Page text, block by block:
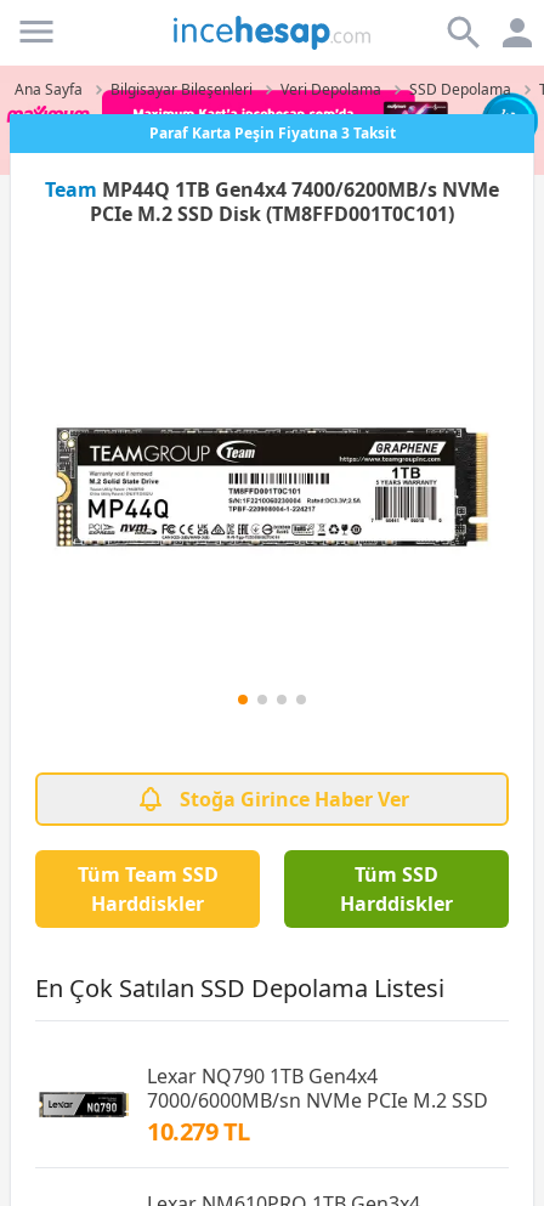
Incehesap
Ana Sayfa Bilgisayar Bileşenleri Veri Depolama SSD Depolama
Paraf Karta Peşin Fiyatına 3 Taksit
Team MP44Q 1TB Gen4x4 7400/6200MB/s NVMe
PCIe M.2 SSD Disk (TM8FFD001T0C101)
Stoğa Girince Haber Ver
Tüm Team SSD
Harddiskler
Tüm SSD
Harddiskler
En Çok Satılan SSD Depolama Listesi
Lexar NQ790 1TB Gen4x4
7000/6000MB/sn NVMe PCIe M.2 SSD
10.279 TL